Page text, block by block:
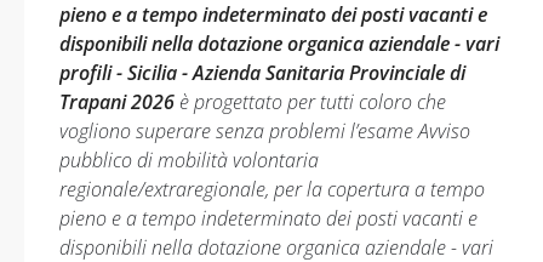
pieno e a tempo indeterminato dei posti vacanti e
disponibili nella dotazione organica aziendale - vari
profili - Sicilia - Azienda Sanitaria Provinciale di
Trapani 2026 è progettato per tutti coloro che
vogliono superare senza problemi l’esame Avviso
pubblico di mobilità volontaria
regionale/extraregionale, per la copertura a tempo
pieno e a tempo indeterminato dei posti vacanti e
disponibili nella dotazione organica aziendale - vari